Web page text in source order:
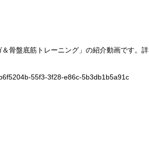
骨盤底筋トレーニング」の紹介動画です。詳
55f3-3f28-e86c-5b3db1b5a91c